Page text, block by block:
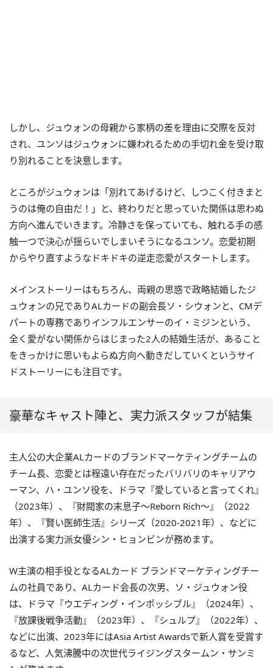
しかし、ジュウォンの母親から家柄の差を理由に交際を反対
され、ユンソはジュウォンに嫌われるための手切れ金を受け取
り別れることを決意します。
ところがジュウォンは「別れてあげるけど、しつこく付きまと
うのは俺の自由だ！」と、終わりだと思っていた関係は思わぬ
方向へ進んでいきます。冷静さを保っていても、触れる手の感
触一つで決心が揺らいでしまいそうになるユンソ。恋愛初期
からやり直すようなドキドキの逆走恋愛がスタートします。
メインストーリーはもちろん、両親の思惑で政略結婚したジ
ュウォンの兄でありALカードの副会長ソ・シウォンと、CMデ
パートの専務でありインフルエンサーのイ・ミジンという、
全く愛がない関係からはじまった2人の結婚生活が、あること
をきっかけに思いもよらぬ方向へ動きだしていくというサイ
ドストーリーにも注目です。
豪華なキャスト陣と、実力派スタッフが結集
主人公の大企業ALカードのブランドマーケティングチームの
チーム長、恋愛とは程遠い存在だったバリバリのキャリアウ
ーマン、ハ・ユンソ役を、ドラマ『愛していると言ってくれ』
（2023年）、『財閥家の末息子〜Reborn Rich〜』（2022
年）、『賢い医師生活』シリーズ（2020-2021年）、などに
出演する実力派女優シン・ヒョンビンが務めます。
W主演の相手役となるALカード ブランドマーケティングチー
ムの社員であり、ALカード会長の次男、ソ・ジュウォン役
は、ドラマ『ウエディング・インポッシブル』（2024年）、
『放課後戦争活動』（2023年）、『シュルプ』（2022年）、
などに出演、2023年にはAsia Artist Awardsで新人賞を受賞す
るなど、人気沸騰中の次世代ライジングスタームン・サンミ